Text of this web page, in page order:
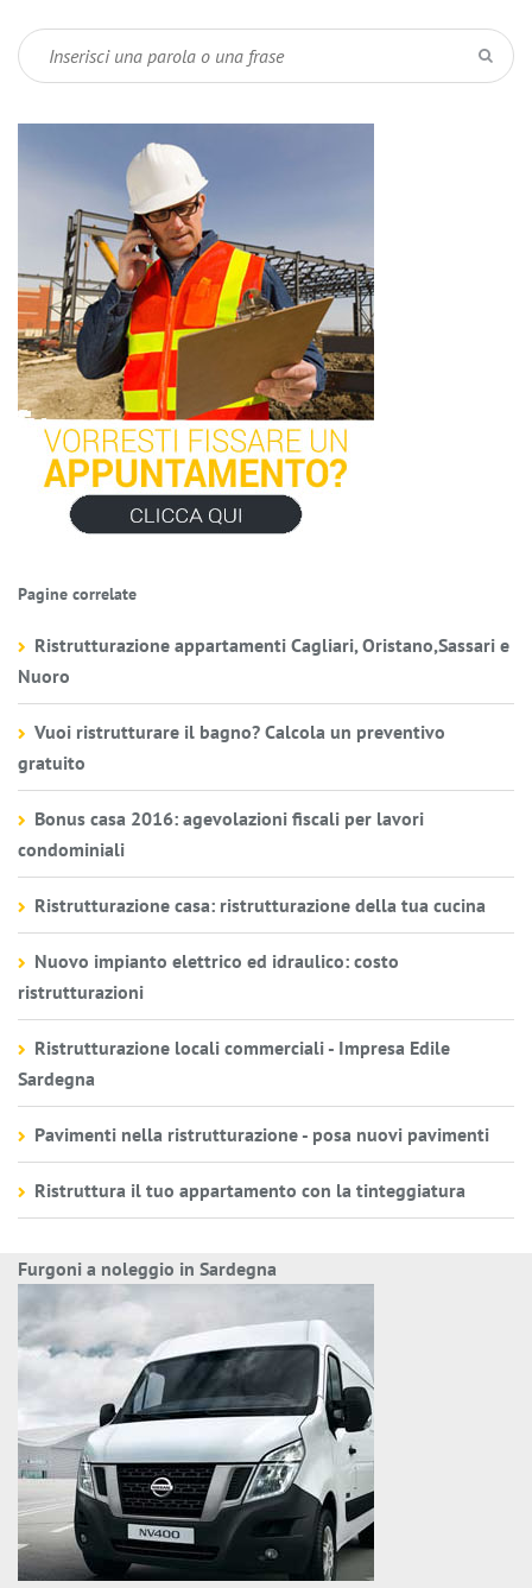
Pagine correlate
Ristrutturazione appartamenti Cagliari, Oristano,Sassari e
Nuoro
Vuoi ristrutturare il bagno? Calcola un preventivo
gratuito
Bonus casa 2016: agevolazioni fiscali per lavori
condominiali
Ristrutturazione casa: ristrutturazione della tua cucina
Nuovo impianto elettrico ed idraulico: costo
ristrutturazioni
Ristrutturazione locali commerciali - Impresa Edile
Sardegna
Pavimenti nella ristrutturazione - posa nuovi pavimenti
Ristruttura il tuo appartamento con la tinteggiatura
Furgoni a noleggio in Sardegna